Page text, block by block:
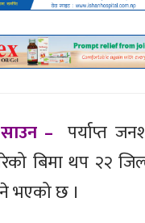
– पर्याप्त
बिमा थप २२
भएको छ ।